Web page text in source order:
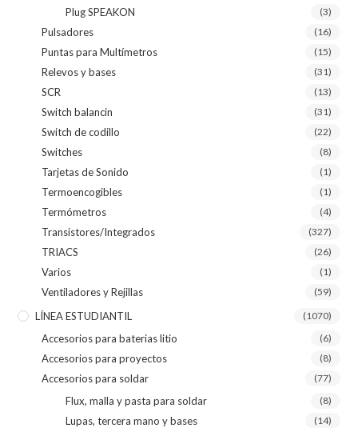
Plug SPEAKON (3)
Pulsadores (16)
Puntas para Multímetros (15)
Relevos y bases (31)
SCR (13)
Switch balancin (31)
Switch de codillo (22)
Switches (8)
Tarjetas de Sonido (1)
Termoencogibles (1)
Termómetros (4)
Transistores/Integrados (327)
TRIACS (26)
Varios (1)
Ventiladores y Rejillas (59)
LÍNEA ESTUDIANTIL (1070)
Accesorios para baterias litio (6)
Accesorios para proyectos (8)
Accesorios para soldar (77)
Flux, malla y pasta para soldar (8)
Lupas, tercera mano y bases (14)